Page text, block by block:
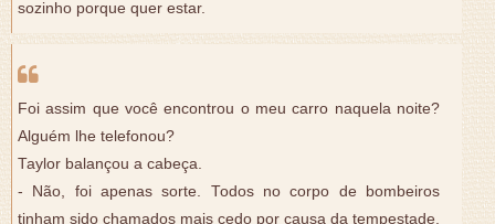
sozinho porque quer estar.
Foi assim que você encontrou o meu carro naquela noite?
Alguém lhe telefonou?
Taylor balançou a cabeça.
- Não, foi apenas sorte. Todos no corpo de bombeiros
tinham sido chamados mais cedo por causa da tempestade.